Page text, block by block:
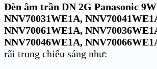
Đèn âm trần DN 2G Panasonic 9W
NNV70031WE1A,
NNV70061WE1A,
NNV70046WE1A,
rãi trong chiếu sáng như: